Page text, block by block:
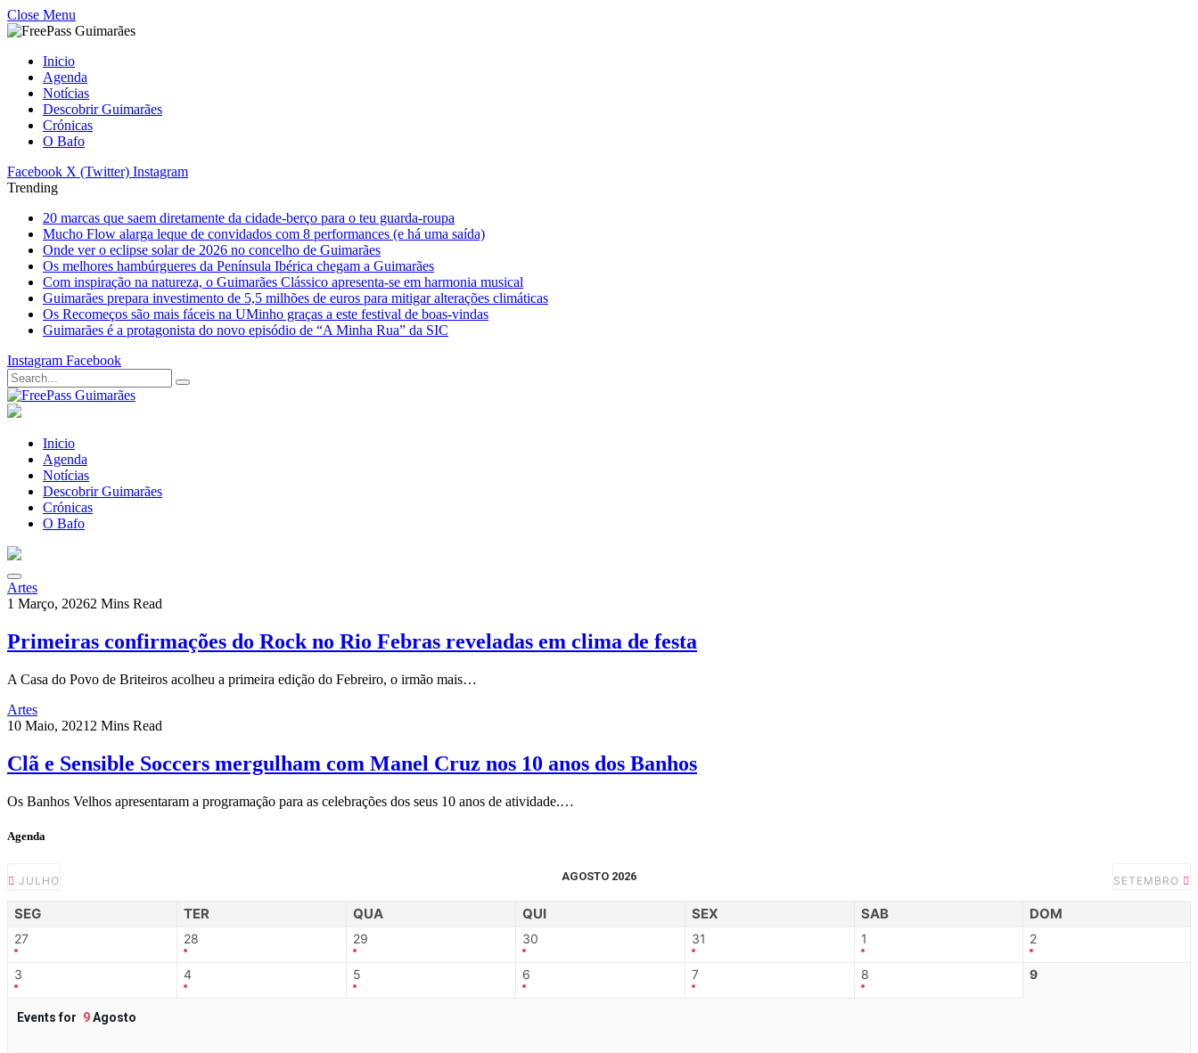
Close Menu
Inicio
Agenda
Notícias
Descobrir Guimarães
Crónicas
O Bafo
Facebook X (Twitter) Instagram
Trending
20 marcas que saem diretamente da cidade-berço para o teu guarda-roupa
Mucho Flow alarga leque de convidados com 8 performances (e há uma saída)
Onde ver o eclipse solar de 2026 no concelho de Guimarães
Os melhores hambúrgueres da Península Ibérica chegam a Guimarães
Com inspiração na natureza, o Guimarães Clássico apresenta-se em harmonia musical
Guimarães prepara investimento de 5,5 milhões de euros para mitigar alterações climáticas
Os Recomeços são mais fáceis na UMinho graças a este festival de boas-vindas
Guimarães é a protagonista do novo episódio de “A Minha Rua” da SIC
Instagram Facebook
Inicio
Agenda
Notícias
Descobrir Guimarães
Crónicas
O Bafo
Artes
1 Março, 20262 Mins Read
Primeiras confirmações do Rock no Rio Febras reveladas em clima de festa
A Casa do Povo de Briteiros acolheu a primeira edição do Febreiro, o irmão mais…
Artes
10 Maio, 2021 2 Mins Read
Clã e Sensible Soccers mergulham com Manel Cruz nos 10 anos dos Banhos
Os Banhos Velhos apresentaram a programação para as celebrações dos seus 10 anos de atividade.…
Agenda
JULHO AGOSTO 2026 SETEMBRO
SEG TER QUA QUI SEX SAB DOM
27 28 29 30 31 1 2
3 4 5 6 7 8 9
Events for 9Agosto